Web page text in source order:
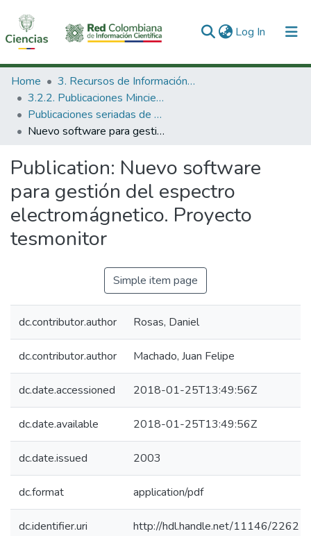
Log In (current)
Communities & Collections
All of DSpace
Statistics
Home
3. Recursos de Información Científica y Tecnológica
3.2.2. Publicaciones Minciencias
Publicaciones seriadas de Minciencias
Nuevo software para gestión del espectro electromágnetico. Proyecto tesmonitor
Publication: Nuevo software
para gestión del espectro
electromágnetico. Proyecto
tesmonitor
Simple item page
dc.contributor.author Rosas, Daniel
dc.contributor.author Machado, Juan Felipe
dc.date.accessioned 2018-01-25T13:49:56Z
dc.date.available 2018-01-25T13:49:56Z
dc.date.issued 2003
dc.format application/pdf
dc.identifier.uri http://hdl.handle.net/11146/2262